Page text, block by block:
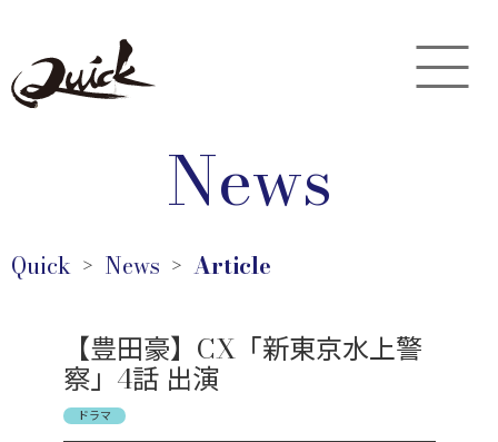
News
Quick ＞ News ＞ Article
【豊田豪】CX「新東京水上警
察」4話 出演
ドラマ